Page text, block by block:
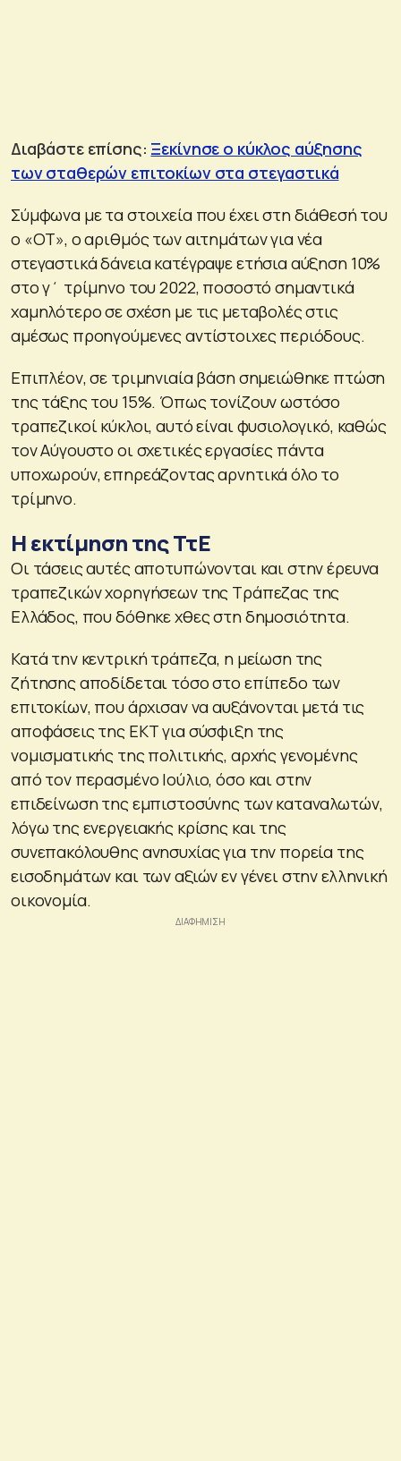
Διαβάστε επίσης: Ξεκίνησε ο κύκλος αύξησης
των σταθερών επιτοκίων στα στεγαστικά
Σύμφωνα με τα στοιχεία που έχει στη διάθεσή του
ο «ΟΤ», ο αριθμός των αιτημάτων για νέα
στεγαστικά δάνεια κατέγραψε ετήσια αύξηση 10%
στο γ΄ τρίμηνο του 2022, ποσοστό σημαντικά
χαμηλότερο σε σχέση με τις μεταβολές στις
αμέσως προηγούμενες αντίστοιχες περιόδους.
Επιπλέον, σε τριμηνιαία βάση σημειώθηκε πτώση
της τάξης του 15%. Όπως τονίζουν ωστόσο
τραπεζικοί κύκλοι, αυτό είναι φυσιολογικό, καθώς
τον Αύγουστο οι σχετικές εργασίες πάντα
υποχωρούν, επηρεάζοντας αρνητικά όλο το
τρίμηνο.
Η εκτίμηση της ΤτΕ
Οι τάσεις αυτές αποτυπώνονται και στην έρευνα
τραπεζικών χορηγήσεων της Τράπεζας της
Ελλάδος, που δόθηκε χθες στη δημοσιότητα.
Κατά την κεντρική τράπεζα, η μείωση της
ζήτησης αποδίδεται τόσο στο επίπεδο των
επιτοκίων, που άρχισαν να αυξάνονται μετά τις
αποφάσεις της ΕΚΤ για σύσφιξη της
νομισματικής της πολιτικής, αρχής γενομένης
από τον περασμένο Ιούλιο, όσο και στην
επιδείνωση της εμπιστοσύνης των καταναλωτών,
λόγω της ενεργειακής κρίσης και της
συνεπακόλουθης ανησυχίας για την πορεία της
εισοδημάτων και των αξιών εν γένει στην ελληνική
οικονομία.